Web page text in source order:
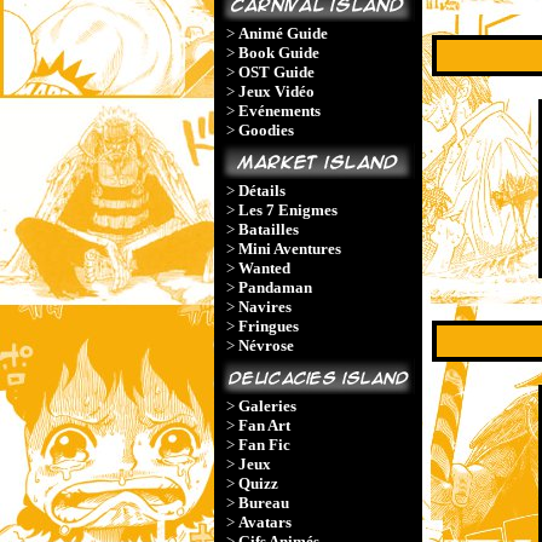
> Animé Guide
> Book Guide
> OST Guide
> Jeux Vidéo
> Evénements
> Goodies
> Détails
> Les 7 Enigmes
> Batailles
> Mini Aventures
> Wanted
> Pandaman
> Navires
> Fringues
> Névrose
> Galeries
> Fan Art
> Fan Fic
> Jeux
> Quizz
> Bureau
> Avatars